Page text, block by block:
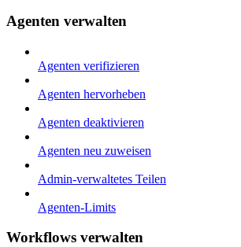
Agenten verwalten
Agenten verifizieren
Agenten hervorheben
Agenten deaktivieren
Agenten neu zuweisen
Admin-verwaltetes Teilen
Agenten-Limits
Workflows verwalten